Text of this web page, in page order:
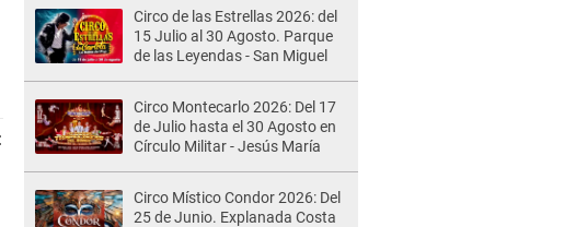
Circo de las Estrellas 2026: del
15 Julio al 30 Agosto. Parque
de las Leyendas - San Miguel
Circo Montecarlo 2026: Del 17
de Julio hasta el 30 Agosto en
Círculo Militar - Jesús María
Circo Místico Condor 2026: Del
25 de Junio. Explanada Costa